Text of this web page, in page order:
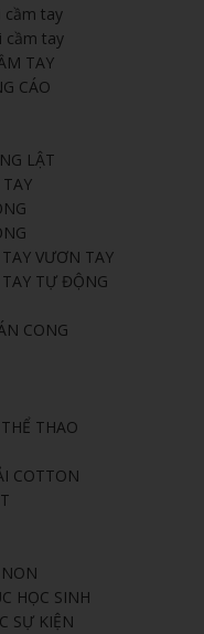
cầm tay
cầm tay
TAY
CÁO
LẬT
VƯƠN TAY
TỰ ĐỘNG
CONG
THAO
COTTON
HỌC SINH
SỰ KIỆN